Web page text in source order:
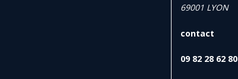
69001 LYON
contact
09 82 28 62 80